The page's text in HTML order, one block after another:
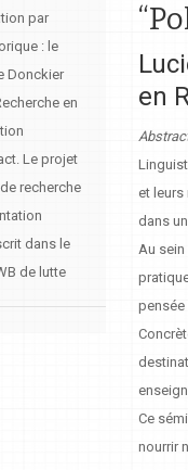
par
: le
Donckier
en
Le projet
recherche
dans le
de lutte
en
et leurs
dans
Au sein
pensée
Ce
nourrir